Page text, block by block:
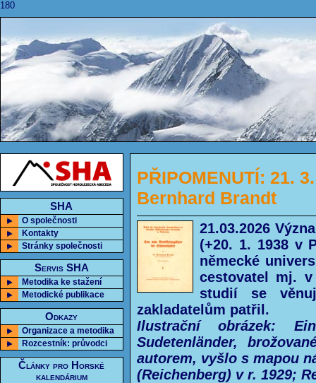
180
SHA
O společnosti
Kontakty
Stránky společnosti
Servis SHA
Metodika ke stažení
Metodické publikace
Odkazy
Organizace a metodika
Rozcestník: průvodci
Články pro Horské
kalendárium
PŘIPOMENUTÍ: 21.
Bernhard Brandt
21.03.2026
(+20. 1. 1938 v
německé
cestovatel mj.
studií se
zakladatelům patřil.
Ilustrační obrázek:
Sudetenländer,
autorem, vyšlo s mapou
(Reichenberg) v r. 1929;